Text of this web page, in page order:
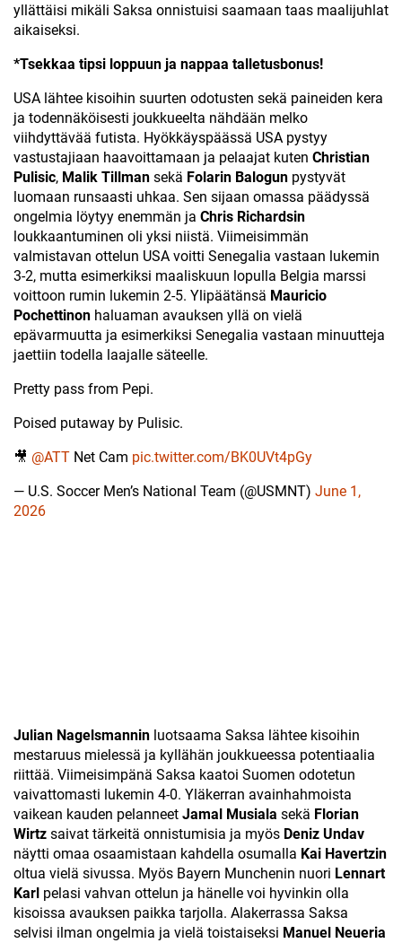
yllättäisi mikäli Saksa onnistuisi saamaan taas maalijuhlat
aikaiseksi.
*Tsekkaa tipsi loppuun ja nappaa talletusbonus!
USA lähtee kisoihin suurten odotusten sekä paineiden kera
ja todennäköisesti joukkueelta nähdään melko
viihdyttävää futista. Hyökkäyspäässä USA pystyy
vastustajiaan haavoittamaan ja pelaajat kuten Christian
Pulisic, Malik Tillman sekä Folarin Balogun pystyvät
luomaan runsaasti uhkaa. Sen sijaan omassa päädyssä
ongelmia löytyy enemmän ja Chris Richardsin
loukkaantuminen oli yksi niistä. Viimeisimmän
valmistavan ottelun USA voitti Senegalia vastaan lukemin
3-2, mutta esimerkiksi maaliskuun lopulla Belgia marssi
voittoon rumin lukemin 2-5. Ylipäätänsä Mauricio
Pochettinon haluaman avauksen yllä on vielä
epävarmuutta ja esimerkiksi Senegalia vastaan minuutteja
jaettiin todella laajalle säteelle.
Pretty pass from Pepi.
Poised putaway by Pulisic.
🎥 @ATT Net Cam pic.twitter.com/BK0UVt4pGy
— U.S. Soccer Men’s National Team (@USMNT) June 1,
2026
Julian Nagelsmannin luotsaama Saksa lähtee kisoihin
mestaruus mielessä ja kyllähän joukkueessa potentiaalia
riittää. Viimeisimpänä Saksa kaatoi Suomen odotetun
vaivattomasti lukemin 4-0. Yläkerran avainhahmoista
vaikean kauden pelanneet Jamal Musiala sekä Florian
Wirtz saivat tärkeitä onnistumisia ja myös Deniz Undav
näytti omaa osaamistaan kahdella osumalla Kai Havertzin
oltua vielä sivussa. Myös Bayern Munchenin nuori Lennart
Karl pelasi vahvan ottelun ja hänelle voi hyvinkin olla
kisoissa avauksen paikka tarjolla. Alakerrassa Saksa
selvisi ilman ongelmia ja vielä toistaiseksi Manuel Neueria